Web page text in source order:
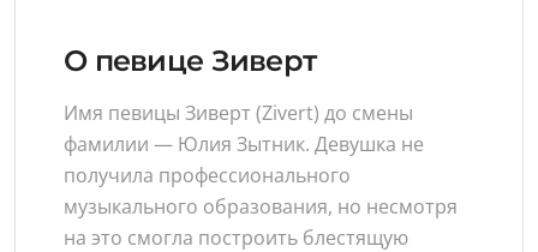
О певице Зиверт
Имя певицы Зиверт (Zivert) до смены
фамилии — Юлия Зытник. Девушка не
получила профессионального
музыкального образования, но несмотря
на это смогла построить блестящую